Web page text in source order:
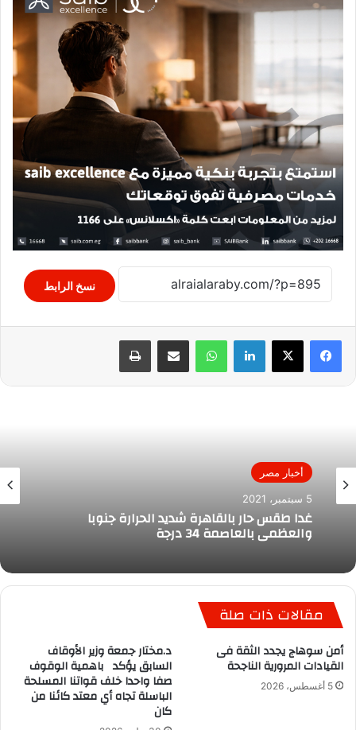
نسخ الرابط
لينكدإن واتساب مشاركة عبر البريد طباعة
أخبار مصر
5 سبتمبر، 2021
غدا طقس حار بالقاهرة شديد الحرارة جنوبا
والعظمى بالعاصمة 34 درجة
مقالات ذات صلة
أمن سوهاج يجدد الثقة فى
القيادات المرورية الناجحة
5 أغسطس، 2026
د.مختار جمعة وزير الأوقاف
السابق يؤكد باهمية الوقوف
صفا واحدا خلف قواتنا المسلحة
الباسلة تجاه أي معتد كائنا من
كان